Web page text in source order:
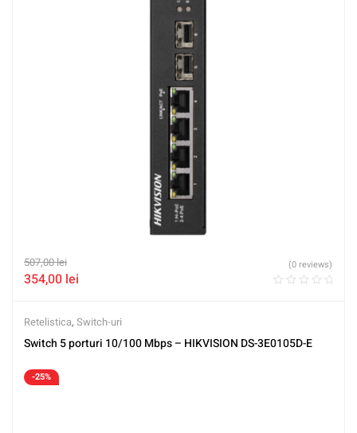
507,00lei
354,00 lei
(0 reviews)
Retelistica, Switch-uri
Switch 5 porturi 10/100 Mbps – HIKVISION DS-3E0105D-E
-25%